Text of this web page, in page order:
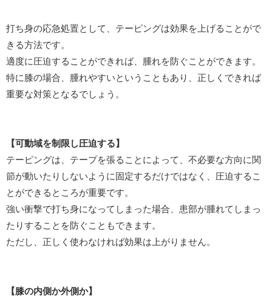
打ち身の応急処置として、テーピングは効果を上げることがで
きる方法です。
適度に圧迫することができれば、腫れを防ぐことができます。
特に膝の場合、腫れやすいということもあり、正しくできれば
重要な対策となるでしょう。
【可動域を制限し圧迫する】
テーピングは、テープを張ることによって、不必要な方向に関
節が動いたりしないように固定するだけではなく、圧迫するこ
とができるところが重要です。
強い衝撃で打ち身になってしまった場合、患部が腫れてしまっ
たりすることを防ぐこともできます。
ただし、正しく使わなければ効果は上がりません。
【膝の内側か外側か】